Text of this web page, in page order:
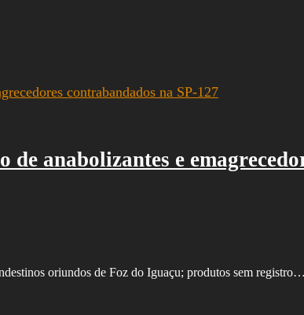
anabolizantes e
oriundos de Foz do Iguaçu; produtos sem